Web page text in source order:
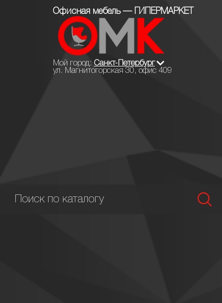
Офисная мебель — ГИПЕРМАРКЕТ
Мой город: Санкт-Петербург
ул. Магнитогорская 30, офис 409